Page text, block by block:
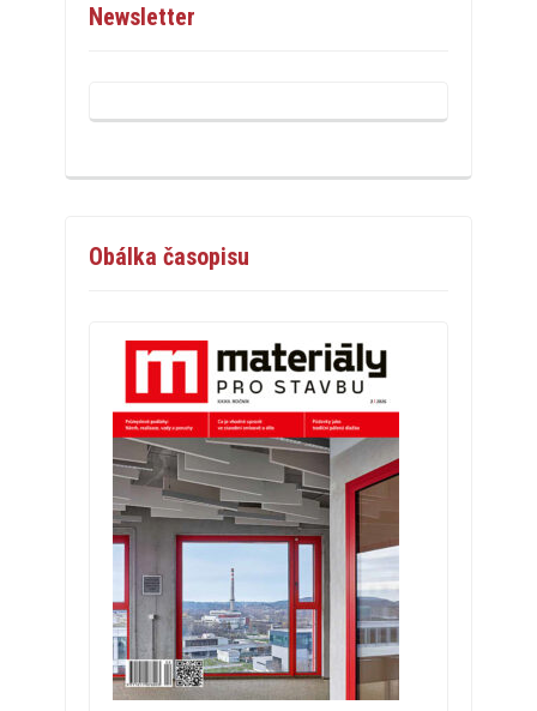
Newsletter
Obálka časopisu